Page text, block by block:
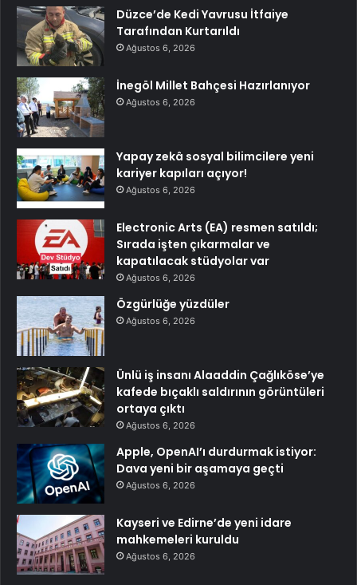
Düzce’de Kedi Yavrusu İtfaiye
Tarafından Kurtarıldı
Ağustos 6, 2026
İnegöl Millet Bahçesi Hazırlanıyor
Ağustos 6, 2026
Yapay zekâ sosyal bilimcilere yeni
kariyer kapıları açıyor!
Ağustos 6, 2026
Electronic Arts (EA) resmen satıldı;
Sırada işten çıkarmalar ve
kapatılacak stüdyolar var
Ağustos 6, 2026
Özgürlüğe yüzdüler
Ağustos 6, 2026
Ünlü iş insanı Alaaddin Çağlıköse’ye
kafede bıçaklı saldırının görüntüleri
ortaya çıktı
Ağustos 6, 2026
Apple, OpenAI’ı durdurmak istiyor:
Dava yeni bir aşamaya geçti
Ağustos 6, 2026
Kayseri ve Edirne’de yeni idare
mahkemeleri kuruldu
Ağustos 6, 2026